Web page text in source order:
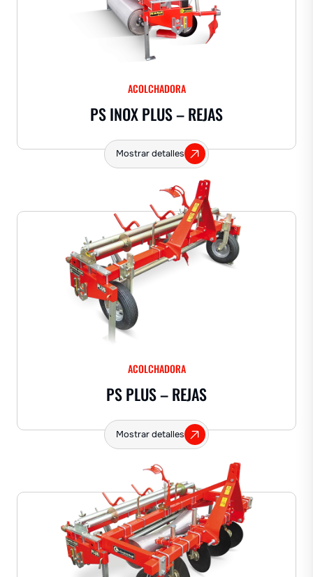
ACOLCHADORA
PS INOX PLUS – REJAS
Mostrar detalles
ACOLCHADORA
PS PLUS – REJAS
Mostrar detalles